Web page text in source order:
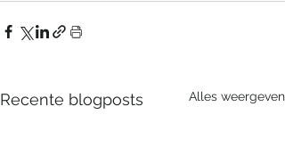
Recente blogposts Alles weergeven